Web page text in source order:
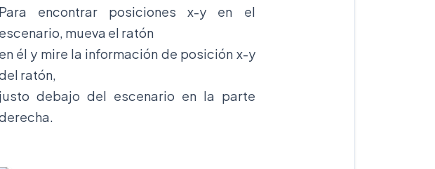
Para encontrar posiciones x-y en el
escenario, mueva el ratón
en él y mire la información de posición x-y
ratón,
justo debajo del escenario en la parte